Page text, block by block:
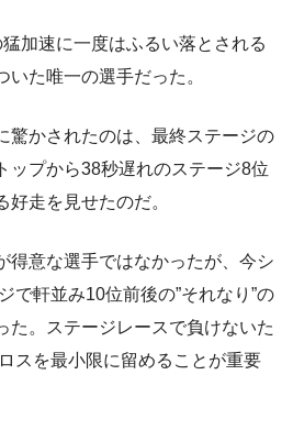
加速に一度はふるい落とされる
いた唯一の選手だった。
驚かされたのは、最終ステージの
ップから38秒遅れのステージ8位
好走を見せたのだ。
得意な選手ではなかったが、今シ
で軒並み10位前後の”それなり”の
た。ステージレースで負けないた
スを最小限に留めることが重要